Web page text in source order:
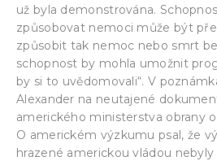
už byla demonstrována.
způsobovat nemoci může být
způsobit tak nemoc nebo smrt
schopnost by mohla umožnit
by si to uvědomovali“. V
Alexander na neutajené
amerického ministerstva obrany
O americkém výzkumu psal, že
hrazené americkou vládou